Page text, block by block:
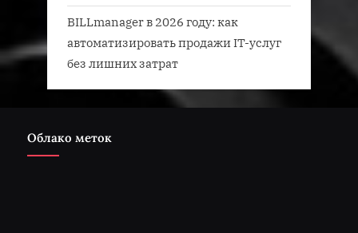
BILLmanager в 2026 году: как
автоматизировать продажи IT-услуг
без лишних затрат
Облако меток